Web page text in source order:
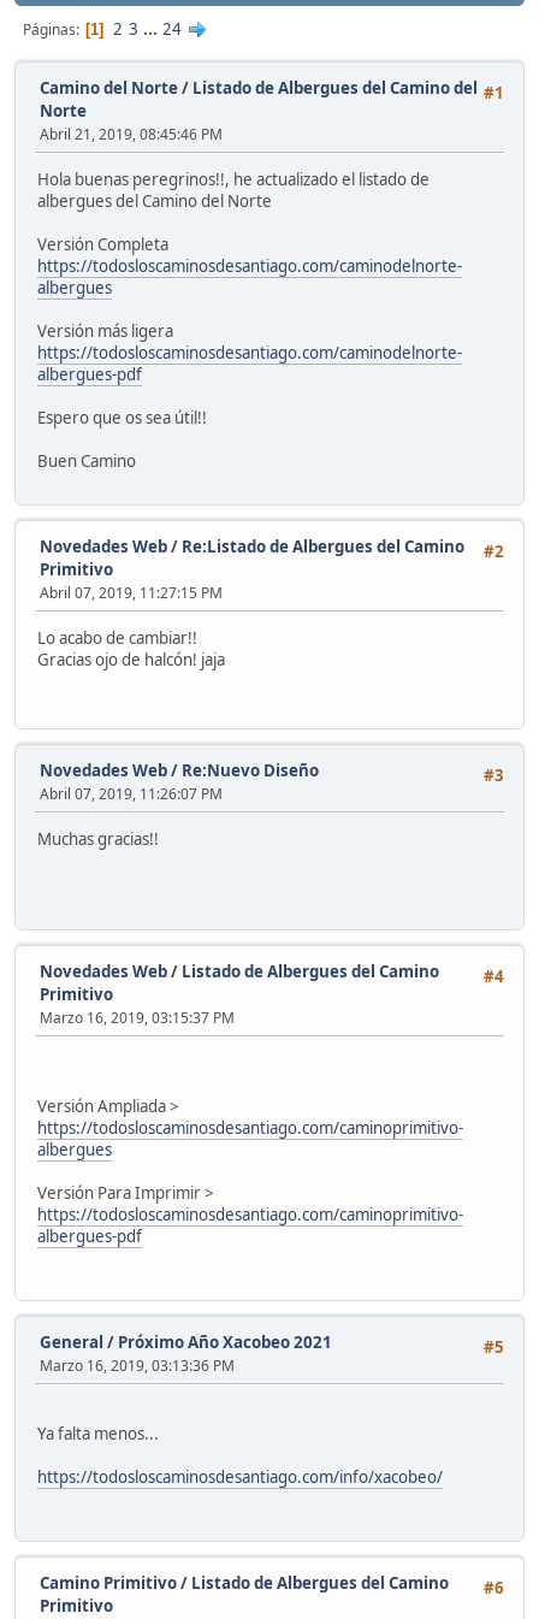
Páginas 1 2 3 ... 24
#1
Camino del Norte/ Listado de Albergues del Camino del
Norte
Abril 21, 2019, 08:45:46 PM
Hola buenas peregrinos!!, he actualizado el listado de
albergues del Camino del Norte
Versión Completa
https://todosloscaminosdesantiago.com/caminodelnorte-
albergues
Versión más ligera
https://todosloscaminosdesantiago.com/caminodelnorte-
albergues-pdf
Espero que os sea útil!!
Buen Camino
#2
Novedades Web/ Re:Listado de Albergues del Camino
Primitivo
Abril 07, 2019, 11:27:15 PM
Lo acabo de cambiar!!
Gracias ojo de halcón! jaja
#3
Novedades Web/ Re:Nuevo Diseño
Abril 07, 2019, 11:26:07 PM
Muchas gracias!!
#4
Novedades Web/ Listado de Albergues del Camino
Primitivo
Marzo 16, 2019, 03:15:37 PM
Versión Ampliada >
https://todosloscaminosdesantiago.com/caminoprimitivo-
albergues
Versión Para Imprimir >
https://todosloscaminosdesantiago.com/caminoprimitivo-
albergues-pdf
#5
General / Próximo Año Xacobeo 2021
Marzo 16, 2019, 03:13:36 PM
Ya falta menos...
https://todosloscaminosdesantiago.com/info/xacobeo/
#6
Camino Primitivo/ Listado de Albergues del Camino
Primitivo